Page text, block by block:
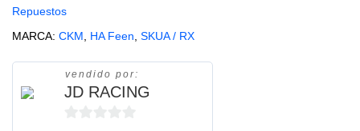
cantidad
Repuestos
MARCA: CKM HA Feen SKUA / RX
vendido por:
JD RACING